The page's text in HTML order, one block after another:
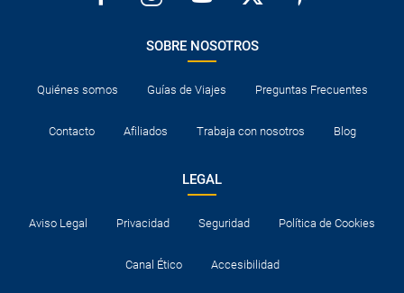
SOBRE NOSOTROS
Quiénes somos Guías de Viajes Preguntas Frecuentes
Contacto Afiliados Trabaja con nosotros Blog
LEGAL
Aviso Legal Privacidad Seguridad Política de Cookies
Canal Ético Accesibilidad